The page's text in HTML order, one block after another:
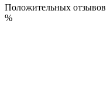
Положительных отзывов
%